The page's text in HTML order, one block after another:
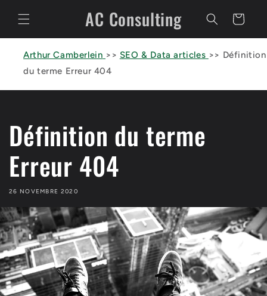
passer
au
AC Consulting Panier
Arthur Camberlein >> SEO & Data articles >> Définition
du terme Erreur 404
Définition du terme
Erreur 404
26 NOVEMBRE 2020